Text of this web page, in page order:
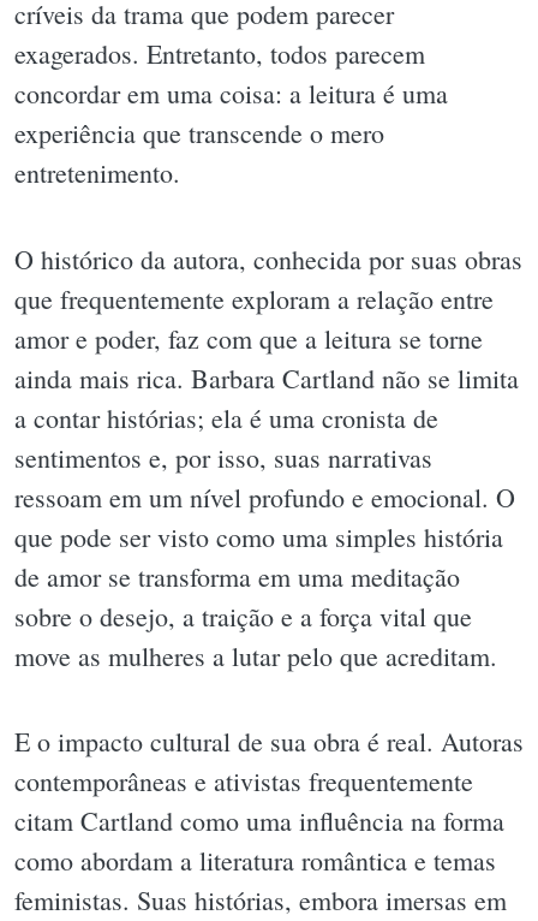
críveis da trama que podem parecer
exagerados. Entretanto, todos parecem
concordar em uma coisa: a leitura é uma
experiência que transcende o mero
entretenimento.
O histórico da autora, conhecida por suas obras
que frequentemente exploram a relação entre
amor e poder, faz com que a leitura se torne
ainda mais rica. Barbara Cartland não se limita
a contar histórias; ela é uma cronista de
sentimentos e, por isso, suas narrativas
ressoam em um nível profundo e emocional. O
que pode ser visto como uma simples história
de amor se transforma em uma meditação
sobre o desejo, a traição e a força vital que
move as mulheres a lutar pelo que acreditam.
E o impacto cultural de sua obra é real. Autoras
contemporâneas e ativistas frequentemente
citam Cartland como uma influência na forma
como abordam a literatura romântica e temas
feministas. Suas histórias, embora imersas em